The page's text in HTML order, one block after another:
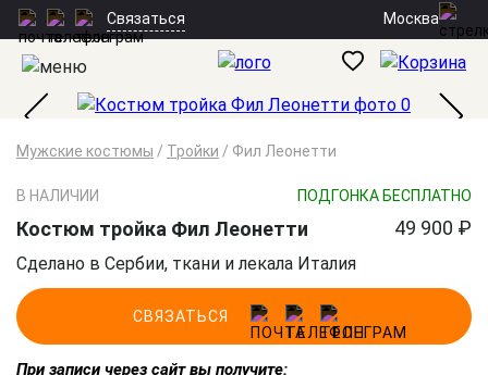
Связаться Москва
Мужские костюмы / Тройки / Фил Леонетти
В НАЛИЧИИ ПОДГОНКА БЕСПЛАТНО
Костюм тройка Фил Леонетти 49 900 ₽
Сделано в Сербии, ткани и лекала Италия
СВЯЗАТЬСЯ
При записи через сайт вы получите: